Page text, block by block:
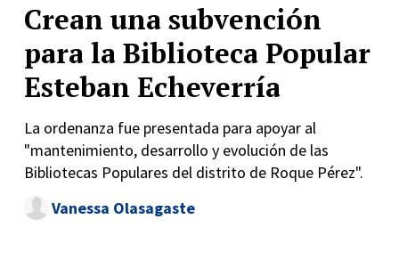
Crean una subvención
para la Biblioteca Popular
Esteban Echeverría
La ordenanza fue presentada para apoyar al
"mantenimiento, desarrollo y evolución de las
Bibliotecas Populares del distrito de Roque Pérez".
Vanessa Olasagaste